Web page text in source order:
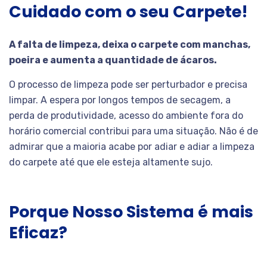
Cuidado com o seu Carpete!
A falta de limpeza, deixa o carpete com manchas,
poeira e aumenta a quantidade de ácaros.
O processo de limpeza pode ser perturbador e precisa
limpar. A espera por longos tempos de secagem, a
perda de produtividade, acesso do ambiente fora do
horário comercial contribui para uma situação. Não é de
admirar que a maioria acabe por adiar e adiar a limpeza
do carpete até que ele esteja altamente sujo.
Porque Nosso Sistema é mais
Eficaz?